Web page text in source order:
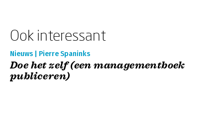
Ook interessant
Nieuws | Pierre Spaninks
Doe het zelf (een managementboek
publiceren)